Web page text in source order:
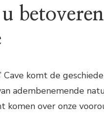
Cave komt de
adembenemende
komen over onze